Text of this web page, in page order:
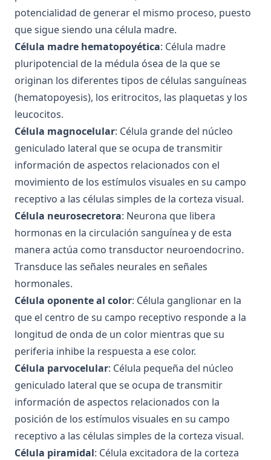
Examen de Fundamentos de Psicobiología, Febrero 2016
Examen de Fundamentos de Psicobiología, Septiembre
2015
Examen de Fundamentos de Psicobiología, Junio 2015
Examen de Fundamentos de Psicobiología, Febrero 2015
Examen de Fundamentos de Psicobiología, Junio 2018
Examen de Fundamentos de Psicobiología, Febrero 2018
Examen de Fundamentos de Psicobiología, Septiembre
2017
Examen de Fundamentos de Psicobiología, Junio 2017
Examen de Fundamentos de Psicobiología, Febrero 2017
Examen de Fundamentos de Psicobiología, Septiembre
2016
Examen de Fundamentos de Psicobiología, Junio 2016
Examen de Fundamentos de Psicobiología, Febrero 2016
Examen de Fundamentos de Psicobiología, Septiembre
2015
Examen de Fundamentos de Psicobiología, Junio 2015
Examen de Fundamentos de Psicobiología, Febrero 2015
potencialidad de generar el mismo proceso, puesto
que sigue siendo una célula madre.
Célula madre hematopoyética: Célula madre
pluripotencial de la médula ósea de la que se
originan los diferentes tipos de células sanguíneas
(hematopoyesis), los eritrocitos, las plaquetas y los
leucocitos.
Célula magnocelular: Célula grande del núcleo
geniculado lateral que se ocupa de transmitir
información de aspectos relacionados con el
movimiento de los estímulos visuales en su campo
receptivo a las células simples de la corteza visual.
Célula neurosecretora: Neurona que libera
hormonas en la circulación sanguínea y de esta
manera actúa como transductor neuroendocrino.
Transduce las señales neurales en señales
hormonales.
Célula oponente al color: Célula ganglionar en la
que el centro de su campo receptivo responde a la
longitud de onda de un color mientras que su
periferia inhibe la respuesta a ese color.
Célula parvocelular: Célula pequeña del núcleo
geniculado lateral que se ocupa de transmitir
información de aspectos relacionados con la
posición de los estímulos visuales en su campo
receptivo a las células simples de la corteza visual.
Célula piramidal: Célula excitadora de la corteza